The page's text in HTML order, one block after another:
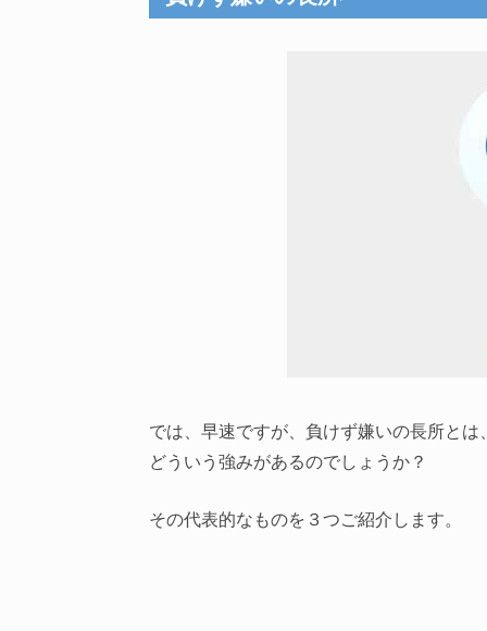
では、早速ですが、負けず嫌いの長所とは
どういう強みがあるのでしょうか？
その代表的なものを３つご紹介します。